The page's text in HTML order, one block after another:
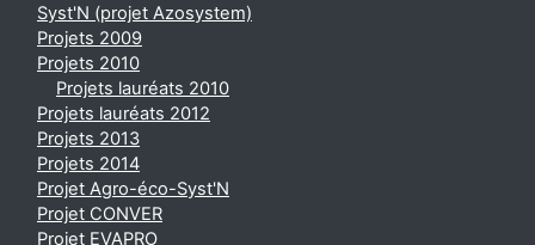
Syst'N (projet Azosystem)
Projets 2009
Projets 2010
Projets lauréats 2010
Projets lauréats 2012
Projets 2013
Projets 2014
Projet Agro-éco-Syst'N
Projet CONVER
Projet EVAPRO